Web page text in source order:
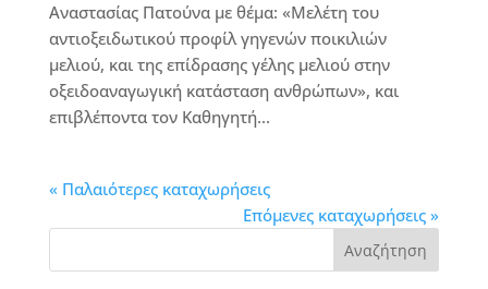
Αναστασίας Πατούνα με θέμα: «Μελέτη του
αντιοξειδωτικού προφίλ γηγενών ποικιλιών
μελιού, και της επίδρασης γέλης μελιού στην
οξειδοαναγωγική κατάσταση ανθρώπων», και
επιβλέποντα τον Καθηγητή...
« Παλαιότερες καταχωρήσεις
Επόμενες καταχωρήσεις »
Αναζήτηση